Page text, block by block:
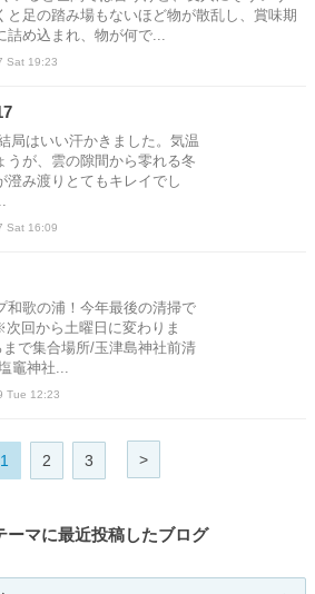
と足の踏み場もないほど物が散乱し、賞味期
め込まれ、物が何で...
Sat 19:23
局はいい汗かきました。気温
うが、雲の隙間から零れる冬
澄み渡りとてもキレイでし
Sat 16:09
歌の浦！今年最後の清掃で
回から土曜日に変わりま
で集合場所/玉津島神社前清
竈神社...
Tue 12:23
1 2 3 >
ーマに最近投稿したブログ